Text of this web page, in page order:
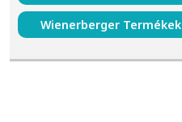
Wienerberger Termékek